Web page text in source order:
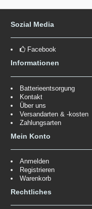
Sozial Media
Facebook
Informationen
Batterieentsorgung
Kontakt
Über uns
Versandarten & -kosten
Zahlungsarten
Mein Konto
Anmelden
Registrieren
Warenkorb
Rechtliches